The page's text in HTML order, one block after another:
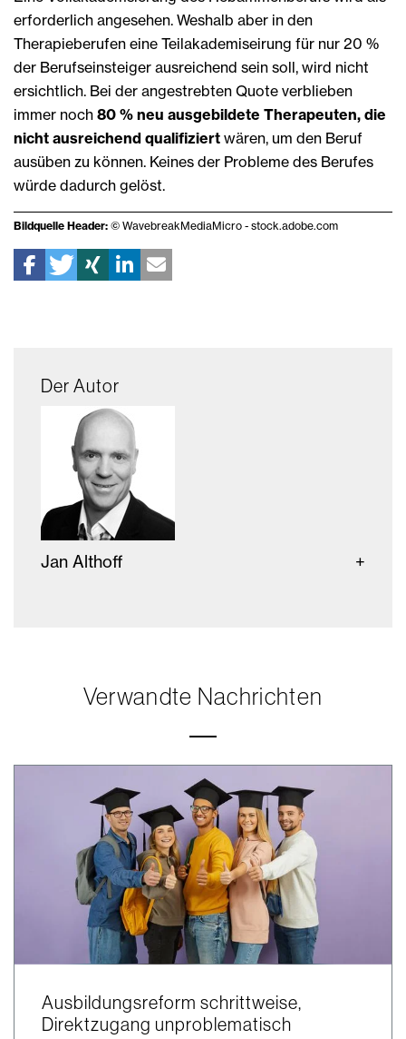
erforderlich angesehen. Weshalb aber in den
Therapieberufen eine Teilakademiseirung für nur 20 %
der Berufseinsteiger ausreichend sein soll, wird nicht
ersichtlich. Bei der angestrebten Quote verblieben
immer noch 80 % neu ausgebildete Therapeuten, die
nicht ausreichend qualifiziert wären, um den Beruf
ausüben zu können. Keines der Probleme des Berufes
würde dadurch gelöst.
Bildquelle Header: © WavebreakMediaMicro - stock.adobe.com
Der Autor
Jan Althoff
Verwandte Nachrichten
Ausbildungsreform schrittweise,
Direktzugang unproblematisch